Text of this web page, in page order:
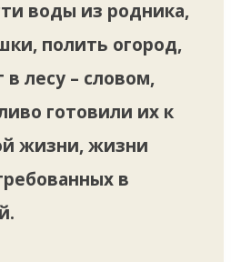
воды из родника,
полить огород,
в лесу – словом,
готовили их к
жизни, жизни
в